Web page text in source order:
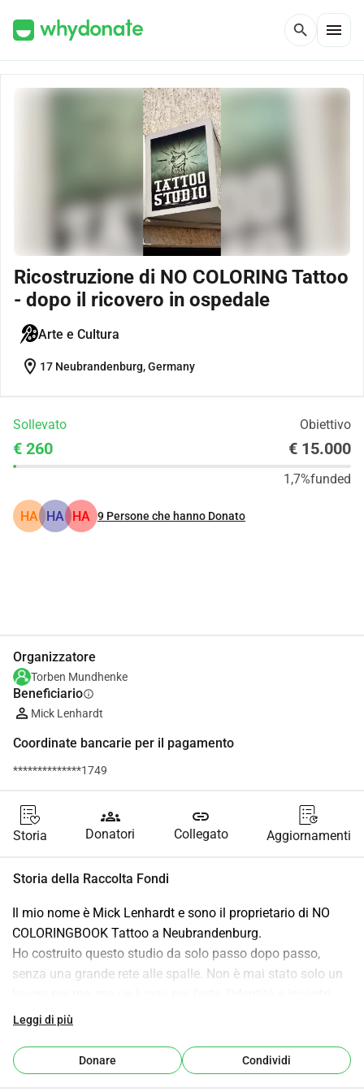
search menu
Ricostruzione di NO COLORING Tattoo
- dopo il ricovero in ospedale
Arte e Cultura
location_on 17 Neubrandenburg, Germany
Sollevato Obiettivo
€ 260 € 15.000
1,7%funded
HA HA HA 9 Persone che hanno Donato
Organizzatore
Torben Mundhenke
Beneficiarioinfo
Mick Lenhardt
Coordinate bancarie per il pagamento
**************1749
Storia
groups
Donatori
link
Collegato Aggiornamenti
Storia della Raccolta Fondi
Il mio nome è Mick Lenhardt e sono il proprietario di NO
COLORINGBOOK Tattoo a Neubrandenburg.
Ho costruito questo studio da solo passo dopo passo,
senza una grande rete alle spalle. Non è mai stato solo un
autentici.
ospedale.
In quel periodo non ho potuto lavorare. L'attività si è
Leggi di più
Donare Condividi